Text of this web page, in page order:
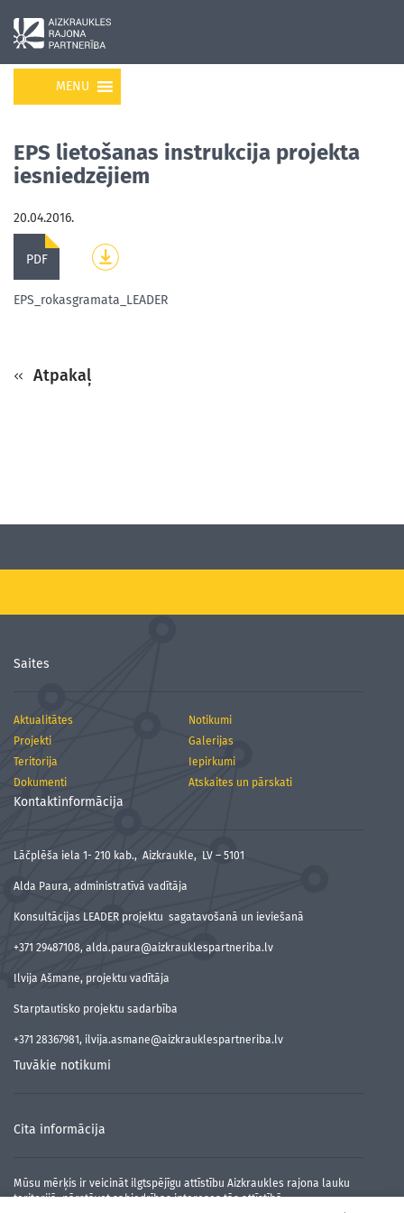
MENU
EPS lietošanas instrukcija projekta
iesniedzējiem
20.04.2016.
PDF
EPS_rokasgramata_LEADER
Atpakaļ
Saites
Aktualitātes
Notikumi
Projekti
Galerijas
Teritorija
Iepirkumi
Dokumenti
Atskaites un pārskati
Kontaktinformācija
Lāčplēša iela 1- 210 kab., Aizkraukle, LV – 5101
Alda Paura, administratīvā vadītāja
Konsultācijas LEADER projektu sagatavošanā un ieviešanā
+371 29487108, alda.paura@aizkrauklespartneriba.lv
Ilvija Ašmane, projektu vadītāja
Starptautisko projektu sadarbība
+371 28367981, ilvija.asmane@aizkrauklespartneriba.lv
Tuvākie notikumi
Cita informācija
Mūsu mērķis ir veicināt ilgtspējīgu attīstību Aizkraukles rajona lauku
teritorijā, pārstāvot sabiedrības intereses tās attīstībā.